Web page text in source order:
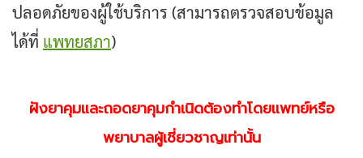
ปลอดภัยของผู้ใช้บริการ (สามารถตรวจสอบข้อมูล
ได้ที่ แพทยสภา)
ฝังยาคุมและถอดยาคุมกำเนิดต้องทำโดยแพทย์หรือ
พยาบาลผู้เชี่ยวชาญเท่านั้น